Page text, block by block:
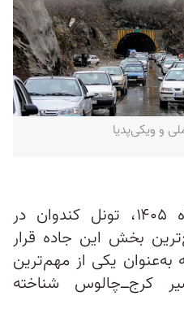
و ویکی‌پدیا
بیست‌وهفتم اردیبهشت‌ماه ۱۴۰۵، تونل کندوان در
بخش این جاده قرار
یکی از مهم‌ترین
کرج‌ــ‌چالوس شناخته